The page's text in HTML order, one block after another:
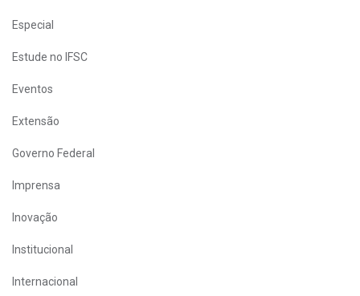
Especial
Estude no IFSC
Eventos
Extensão
Governo Federal
Imprensa
Inovação
Institucional
Internacional